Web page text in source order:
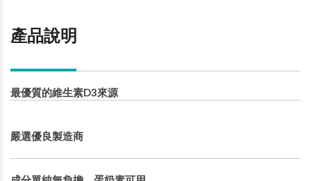
產品說明
最優質的維生素D3來源
嚴選優良製造商